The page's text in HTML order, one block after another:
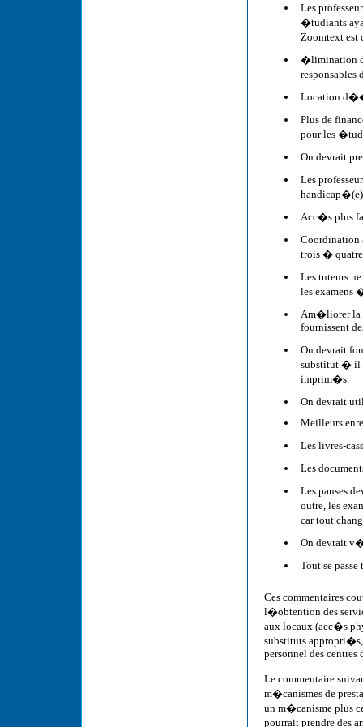
Les
�tudiants
Zoomtext est
�limination
Location
Plus de
pour les
On devrait
Les
Acc�s plus
Coordination
trois �
Les tuteurs
les examens
Am�liorer la
fournissent
On devrait
substitut � il
imprim�s.
On devrait
Meilleurs
Les livres-
Les
Les pauses
outre, les
car tout
On devrait
Tout se
Ces commentaires
l�obtention des
aux locaux (acc�s
substituts appropri�s,
personnel des centres
Le commentaire
m�canismes de
un m�canisme plus
pourrait prendre des